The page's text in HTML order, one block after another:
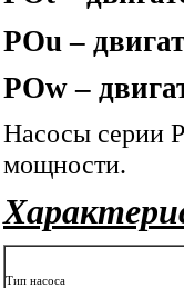
POu –
POw –
Насосы серии
мощности.
Тип насоса